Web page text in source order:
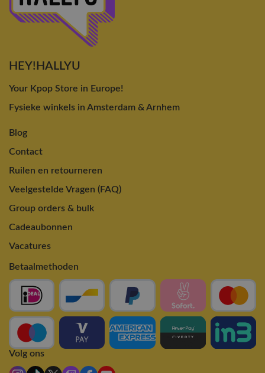
HEY!HALLYU
Your Kpop Store in Europe!
Fysieke winkels in Amsterdam & Arnhem
Blog
Contact
Ruilen en retourneren
Veelgestelde Vragen (FAQ)
Group orders & bulk
Cadeaubonnen
Vacatures
Betaalmethoden
Volg ons